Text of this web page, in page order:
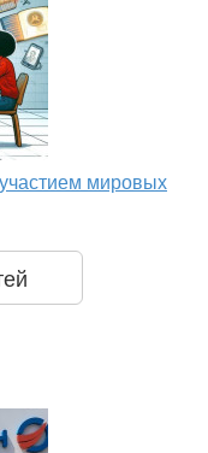
мировых